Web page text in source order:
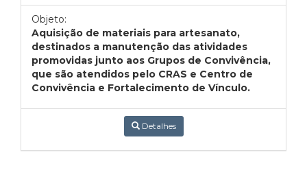
Objeto:
Aquisição de materiais para artesanato,
destinados a manutenção das atividades
promovidas junto aos Grupos de Convivência,
que são atendidos pelo CRAS e Centro de
Convivência e Fortalecimento de Vínculo.
Detalhes